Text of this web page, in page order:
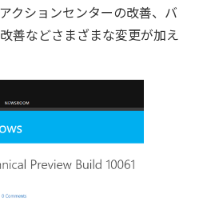
クションセンターの改善、バ
善などさまざまな変更が加え